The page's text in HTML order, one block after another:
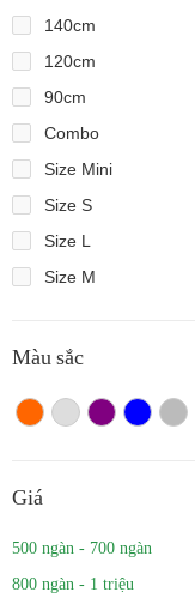
140cm
120cm
90cm
Combo
Size Mini
Size S
Size L
Size M
Màu sắc
Màu camTrắng màu
Tím Xanh Xám
Giá
500 ngàn - 700 ngàn
800 ngàn - 1 triệu